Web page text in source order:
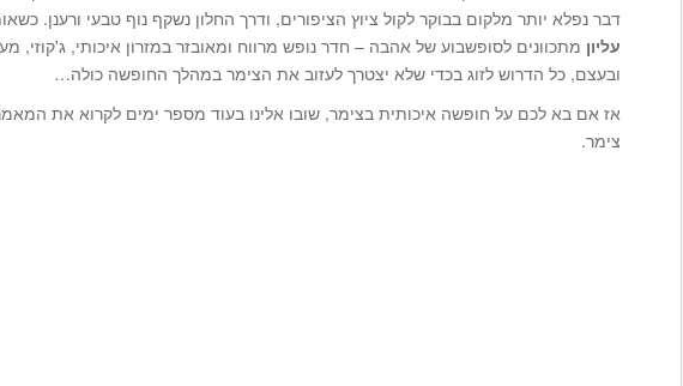
דבר נפלא יותר מלקום בבוקר לקול ציוץ הציפורים, ודרך החלון נשקף נוף טבעי ורענן.
עליון מתכוונים לסופשבוע של אהבה – חדר נופש מרווח ומאובזר במזרון איכותי, ג'קוזי,
ובעצם, כל הדרוש לזוג בכדי שלא יצטרך לעזוב את הצימר במהלך החופשה כולה…
אז אם בא לכם על חופשה איכותית בצימר, שובו אלינו בעוד מספר ימים לקרוא את
צימר.